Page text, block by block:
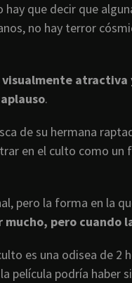
hay que decir que
no hay terror
visualmente atractiva
.
de su hermana
en el culto como un
pero la forma en la
pero cuando
es una odisea de
película podría haber